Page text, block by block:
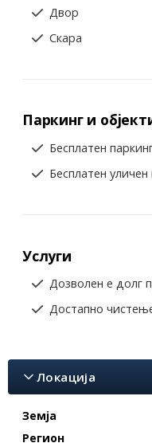
Двор
Скара
Паркинг и
Бесплатен
Бесплатен уличен
Услуги
Дозволен е долг
Достапно
Локација
Земја
Регион